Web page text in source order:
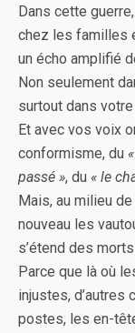
Dans cette
chez les familles
un écho amplifié
Non seulement
surtout dans
Et avec vos voix
conformisme, du
passé », du « le
Mais, au milieu
nouveau les
s’étend des
Parce que là où
injustes,
postes, les en-